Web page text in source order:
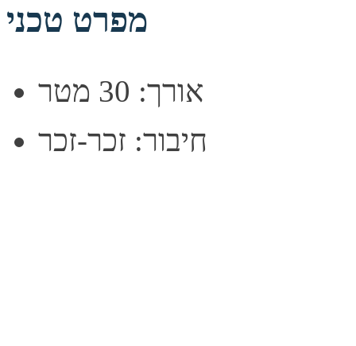
מפרט טכני
אורך: 30 מטר
חיבור: זכר-זכר